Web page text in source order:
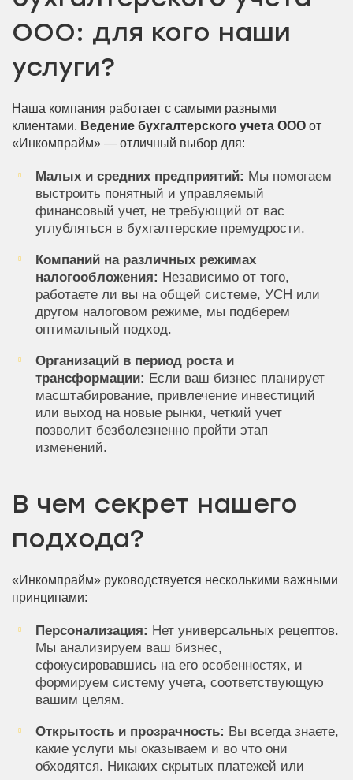
ООО: для кого наши
услуги?
Наша компания работает с самыми разными
клиентами. Ведение бухгалтерского учета ООО от
«Инкомпрайм» — отличный выбор для:
Малых и средних предприятий: Мы помогаем
выстроить понятный и управляемый
финансовый учет, не требующий от вас
углубляться в бухгалтерские премудрости.
Компаний на различных режимах
налогообложения: Независимо от того,
работаете ли вы на общей системе, УСН или
другом налоговом режиме, мы подберем
оптимальный подход.
Организаций в период роста и
трансформации: Если ваш бизнес планирует
масштабирование, привлечение инвестиций
или выход на новые рынки, четкий учет
позволит безболезненно пройти этап
изменений.
В чем секрет нашего
подхода?
«Инкомпрайм» руководствуется несколькими важными
принципами:
Персонализация: Нет универсальных рецептов.
Мы анализируем ваш бизнес,
сфокусировавшись на его особенностях, и
формируем систему учета, соответствующую
вашим целям.
Открытость и прозрачность: Вы всегда знаете,
какие услуги мы оказываем и во что они
обходятся. Никаких скрытых платежей или